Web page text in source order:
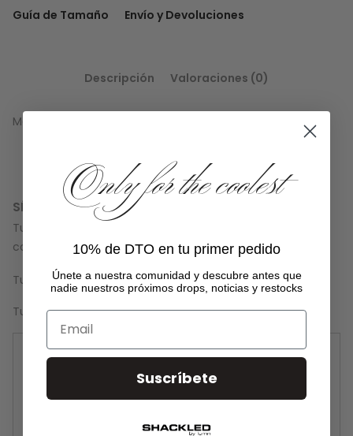
Guía de Tamaño Envío y Devoluciones
Descripción Valoraciones (0)
Material:96% Algodón, 4% Elastán
SÉ EL PRIMERO EN VALORAR “SWEETLACE HOODIE”
Tu dirección de correo electrónico no será publicada.
campos obligatorios están marcados con*
Tu puntuación*
Tu valoración*
Only for the coolest
10% de DTO en tu primer pedido
Únete a nuestra comunidad y descubre antes que
nadie nuestros próximos drops, noticias y restocks
Email
Suscríbete